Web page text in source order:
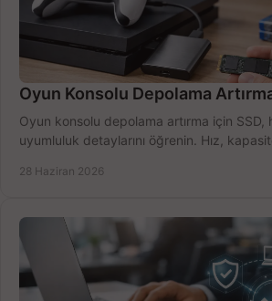
Oyun Konsolu Depolama
Oyun konsolu depolama artırma için SSD,
uyumluluk detaylarını öğrenin. Hız,
28 Haziran 2026